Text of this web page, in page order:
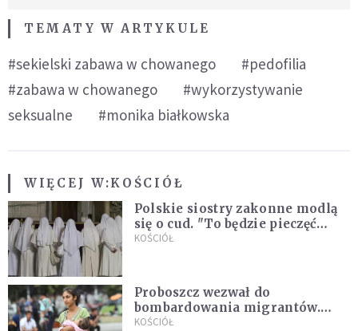
TEMATY W ARTYKULE
#sekielski zabawa w chowanego
#pedofilia
#zabawa w chowanego
#wykorzystywanie
seksualne
#monika białkowska
WIĘCEJ W:KOŚCIÓŁ
Polskie siostry zakonne modlą
się o cud. "To będzie pieczęć
Pana Boga dla naszej wiary"
KOŚCIÓŁ
Proboszcz wezwał do
bombardowania migrantów.
"Masowy ogień przeciwko
KOŚCIÓŁ